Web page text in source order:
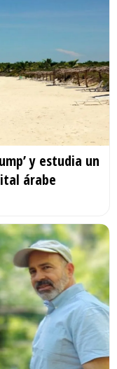
y estudia un
árabe